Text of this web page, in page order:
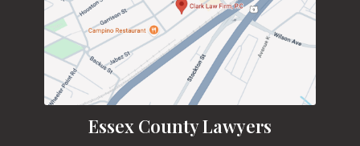
Essex County Lawyers